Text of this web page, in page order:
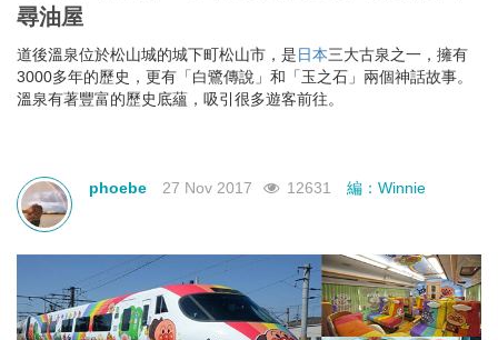
尋油屋
道後溫泉位於松山城的城下町松山市，是日本三大古泉之一，擁有
3000多年的歷史，更有「白鷺傳說」和「玉之石」兩個神話故事。
溫泉有著豐富的歷史底蘊，吸引很多遊客前往。
phoebe 27 Nov 2017 12631 編：Winnie